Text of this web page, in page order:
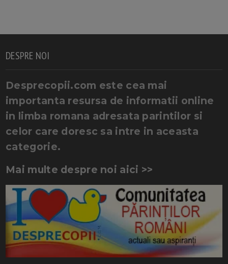
DESPRE NOI
Desprecopii.com este cea mai
importanta resursa de informatii online
in limba romana adresata parintilor si
celor care doresc sa intre in aceasta
categorie.
Mai multe despre noi aici >>